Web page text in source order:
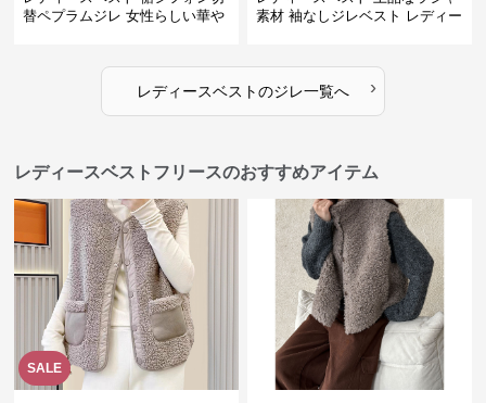
替ペプラムジレ 女性らしい華や
素材 袖なしジレベスト レディー
レディースベストのジレ一覧へ ›
レディースベストフリースのおすすめアイテム
SALE